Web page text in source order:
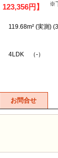
123,356円 】 ※
119.68m² (実測)
4LDK （-）
お問合せ